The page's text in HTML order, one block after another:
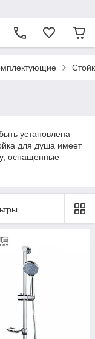
установлена
для душа имеет
оснащенные